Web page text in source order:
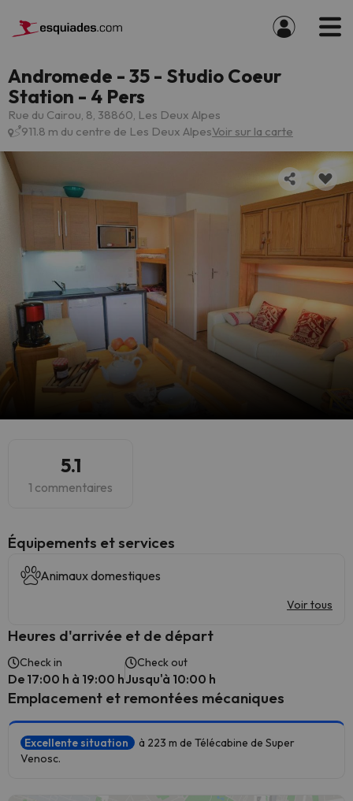
Andromede - 35 - Studio Coeur
Station - 4 Pers
Rue du Cairou, 8, 38860, Les Deux Alpes
911.8 m du centre de Les Deux AlpesVoir sur la carte
5.1
1 commentaires
​Équipements et services
Animaux domestiques
Voir tous
Heures d'arrivée et de départ
Check in
De 17:00 h à 19:00 h
Check out
Jusqu'à 10:00 h
Emplacement et remontées mécaniques
Excellente situation
à 223 m de Télécabine de Super
Venosc.